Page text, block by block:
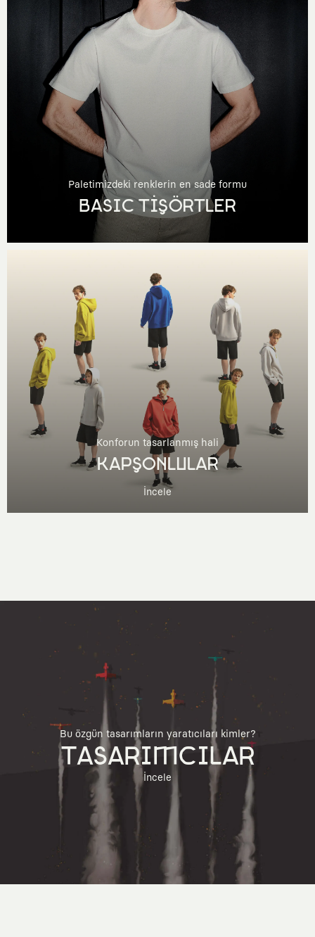
Paletimizdeki renklerin en sade formu
BASIC TİŞÖRTLER
Konforun tasarlanmış hali
KAPŞONLULAR
İncele
Bu özgün tasarımların yaratıcıları kimler?
TASARIMCILAR
İncele